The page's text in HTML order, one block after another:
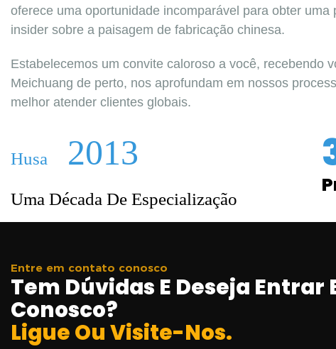
oferece uma oportunidade incomparável para obter uma
insider sobre a paisagem de fabricação chinesa.
Estabelecemos um convite caloroso a você, recebendo
Meichuang de perto, nos aprofundam em nossos
melhor atender clientes globais.
Husa 2013
Uma Década De Especialização
Entre em contato conosco
Tem Dúvidas E Deseja Entrar
Conosco?
Ligue Ou Visite-Nos.